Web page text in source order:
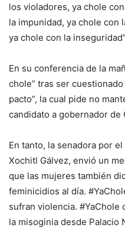
los violadores, ya chole
la impunidad, ya chole con
ya chole con la
En su conferencia de la
chole” tras ser
pacto”, la cual pide no
candidato a gobernador de
En tanto, la senadora por
Xochitl Gálvez, envió un
que las mujeres también
feminicidios al día.
sufran violencia. #YaChole
la misoginia desde Palacio